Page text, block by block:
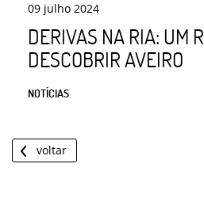
09 julho 2024
DERIVAS NA RIA: UM
DESCOBRIR AVEIRO
NOTÍCIAS
voltar